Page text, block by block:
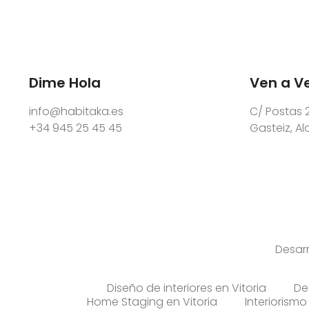
Dime Hola
info@habitaka.es
+34 945 25 45 45
Ven a
C/ Postas
Gasteiz,
Diseño de interiores en Vitoria
Home Staging en Vitoria